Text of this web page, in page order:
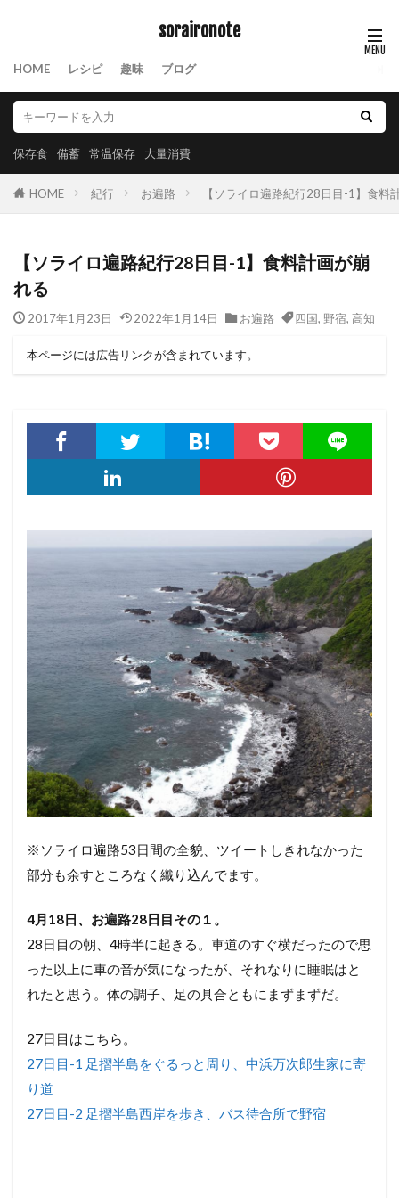
soraironote
HOME レシピ 趣味 ブログ
保存食 備蓄 常温保存 大量消費
HOME 紀行 お遍路 【ソライロ遍路紀行28日目-1】食料
【ソライロ遍路紀行28日目-1】食料計画が崩
れる
2017年1月23日 2022年1月14日 お遍路 四国, 野宿, 高知
本ページには広告リンクが含まれています。
※ソライロ遍路53日間の全貌、ツイートしきれなかった
部分も余すところなく織り込んでます。
4月18日、お遍路28日目その１。
28日目の朝、4時半に起きる。車道のすぐ横だったので思
った以上に車の音が気になったが、それなりに睡眠はと
れたと思う。体の調子、足の具合ともにまずまずだ。
27日目はこちら。
27日目-1 足摺半島をぐるっと周り、中浜万次郎生家に寄
り道
27日目-2 足摺半島西岸を歩き、バス待合所で野宿